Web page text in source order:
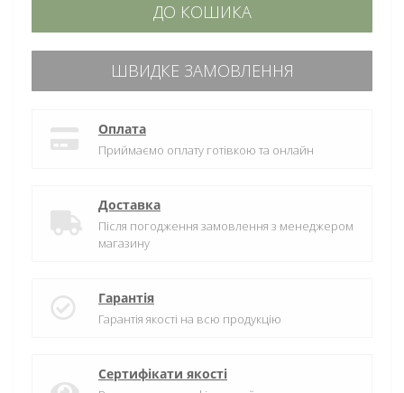
ДО КОШИКА
ШВИДКЕ ЗАМОВЛЕННЯ
Оплата
Приймаємо оплату готівкою та онлайн
Доставка
Після погодження замовлення з менеджером
магазину
Гарантія
Гарантія якості на всю продукцію
Сертифікати якості